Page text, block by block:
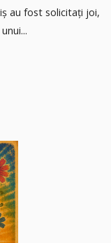
au fost solicitați joi,